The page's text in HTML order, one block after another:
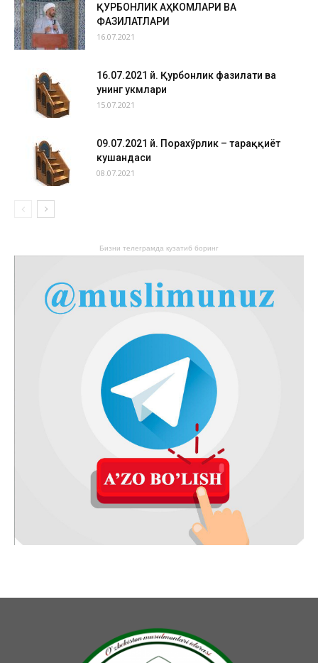
ҚУРБОНЛИК АҲКОМЛАРИ ВА
ФАЗИЛАТЛАРИ
16.07.2021
16.07.2021 й. Қурбонлик фазилати ва
унинг ҳукмлари
15.07.2021
09.07.2021 й. Порахўрлик – тараққиёт
кушандаси
08.07.2021
Бизни телеграмда кузатиб боринг